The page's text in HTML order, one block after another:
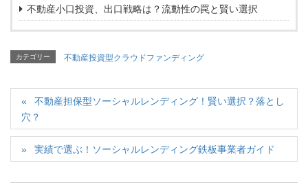
不動産小口投資、出口戦略は？流動性の罠と賢い選択
カテゴリー 不動産投資型クラウドファンディング
不動産担保型ソーシャルレンディング！賢い選択？落とし
穴？
実績で選ぶ！ソーシャルレンディング鉄板事業者ガイド